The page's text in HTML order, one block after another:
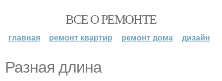
ВСЕ О РЕМОНТЕ
главная ремонт квартир ремонт дома дизайн
Разная длина